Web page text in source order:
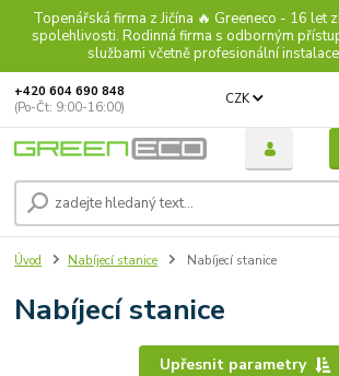
Topenářská firma z Jičína 🔥 Greeneco - 16 let
spolehlivosti. Rodinná firma s odborným
službami včetně profesionální
CZK
+420 604 690 848
(Po-Čt: 9:00-16:00)
Úvod Nabíjecí stanice Nabíjecí stanice
Nabíjecí stanice
Upřesnit parametry